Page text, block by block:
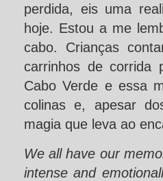
perdida, eis uma
hoje. Estou a me
cabo. Crianças
carrinhos de corrida
Cabo Verde e essa
colinas e, apesar
magia que leva ao
We all have our
intense and